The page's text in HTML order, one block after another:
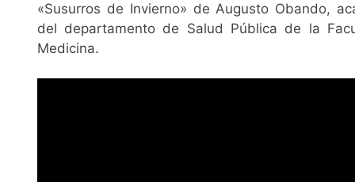
«Susurros de Invierno» de Augusto Obando,
del departamento de Salud Pública de la
Medicina.